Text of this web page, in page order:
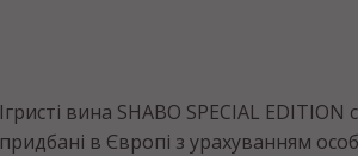
Ігристі вина SHABO SPECIAL
придбані в Європі з урахуванням